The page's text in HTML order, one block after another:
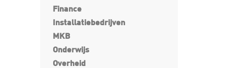
Finance
Installatiebedrijven
MKB
Onderwijs
Overheid